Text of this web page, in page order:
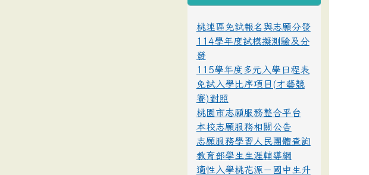
桃連區免試報名與志願分發
114學年度試模擬測驗及分
發
115學年度多元入學日程表
免試入學比序項目(才藝競
賽)對照
桃園市志願服務整合平台
本校志願服務相關公告
志願服務學習人民團體查詢
教育部學生生涯輔導網
適性入學桃花源－國中生升